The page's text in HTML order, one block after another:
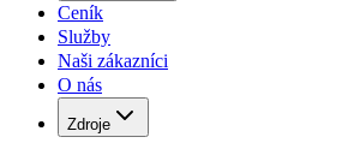
Ceník
Služby
Naši zákazníci
O nás
Zdroje